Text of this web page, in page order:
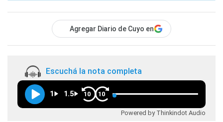
Agregar Diario de Cuyo en
Escuchá la nota completa
1 1.5 10 10
Powered by Thinkindot Audio